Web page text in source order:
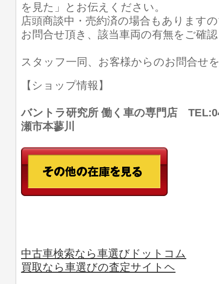
を見た」とお伝えください。
店頭商談中・売約済の場合もあります
お問合せ頂き、該当車両の有無をご確
スタッフ一同、お客様からのお問合せ
【ショップ情報】
バントラ研究所 働く車の専門店
瀬市本蓼川
中古車検索なら車選びドットコム
買取なら車選びの査定サイトヘ